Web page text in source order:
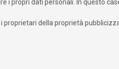
i propri dati personali. In questo
proprietari della proprietà